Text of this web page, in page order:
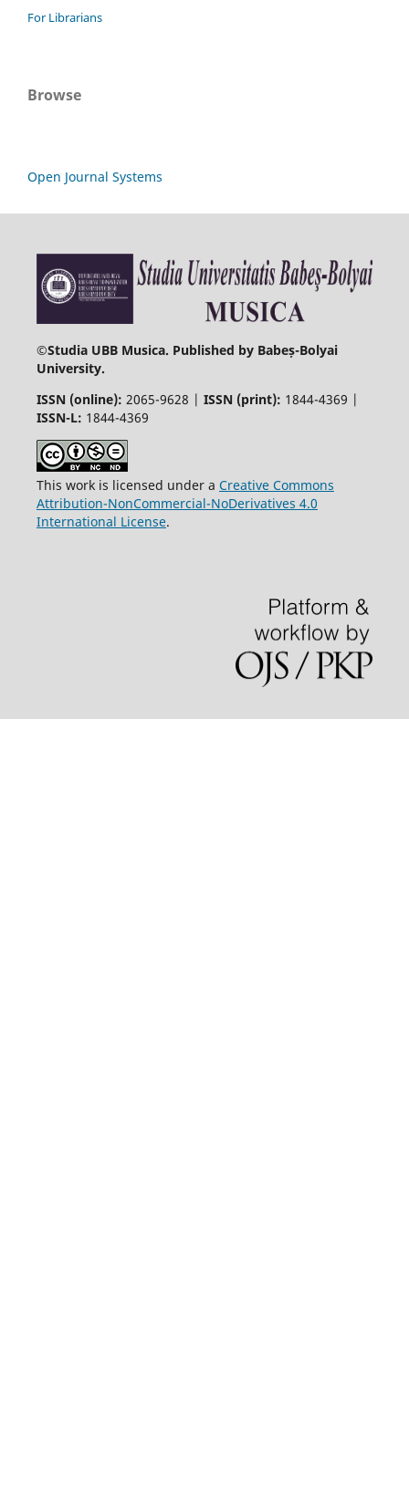
For Librarians
Browse
Open Journal Systems
©Studia UBB Musica. Published by Babeș-Bolyai
University.
ISSN (online): 2065-9628 | ISSN (print): 1844-4369 |
ISSN-L: 1844-4369
This work is licensed under a Creative Commons
Attribution-NonCommercial-NoDerivatives 4.0
International License.